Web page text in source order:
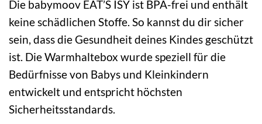
Die babymoov EAT’S ISY ist BPA-frei und enthält
keine schädlichen Stoffe. So kannst du dir sicher
sein, dass die Gesundheit deines Kindes geschützt
ist. Die Warmhaltebox wurde speziell für die
Bedürfnisse von Babys und Kleinkindern
entwickelt und entspricht höchsten
Sicherheitsstandards.